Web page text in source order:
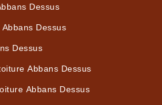
Dessus
Dessus
Dessus
Abbans Dessus
Abbans Dessus